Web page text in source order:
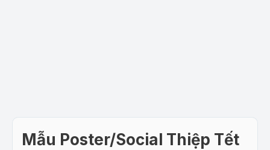
Mẫu Poster/Social Thiệp Tết